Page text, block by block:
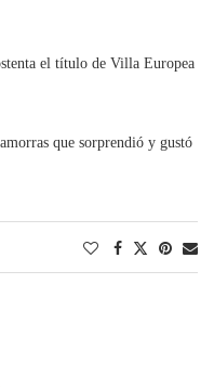
el título de Villa Europea
que sorprendió y gustó